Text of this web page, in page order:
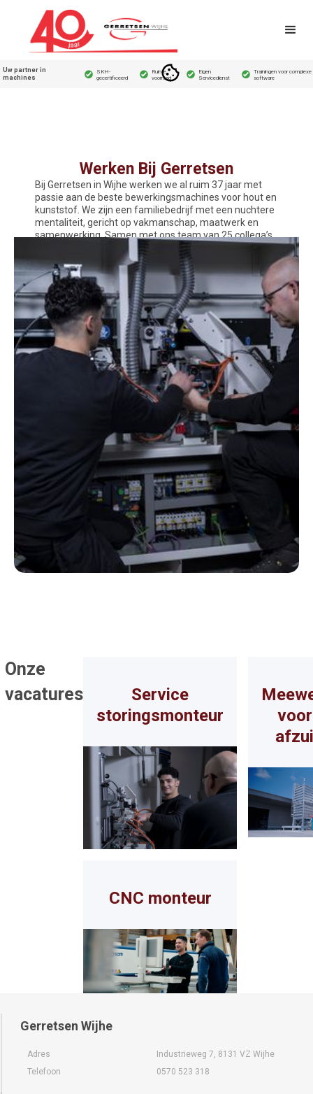
Uw partner in
machines
SKH-
gecertificeerd
Ruime
voorraad
Eigen
Servicedienst
Trainingen voor complexe
software
Werken Bij Gerretsen
Bij Gerretsen in Wijhe werken we al ruim 37 jaar met
passie aan de beste bewerkingsmachines voor hout en
kunststof. We zijn een familiebedrijf met een nuchtere
mentaliteit, gericht op vakmanschap, maatwerk en
samenwerking. Samen met ons team van 25 collega’s
bieden we klanten door heel Nederland de nieuwste
technologische oplossingen.
Onze
vacatures
Service
storingsmonteur
CNC monteur
Gerretsen Wijhe
Adres
Telefoon
Industrieweg 7, 8131 VZ Wijhe
0570 523 318